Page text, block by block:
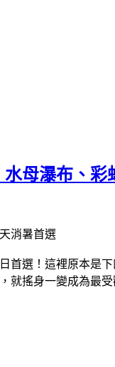
母瀑布、
首選！這裡原本是
就搖身一變成為最